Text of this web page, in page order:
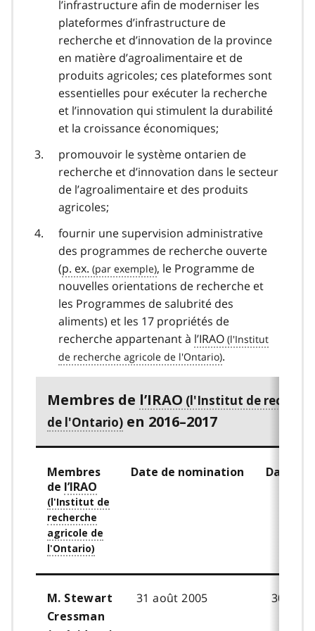
l’infrastructure afin de moderniser les
plateformes d’infrastructure de
recherche et d’innovation de la province
en matière d’agroalimentaire et de
produits agricoles; ces plateformes sont
essentielles pour exécuter la recherche
et l’innovation qui stimulent la durabilité
et la croissance économiques;
promouvoir le système ontarien de
recherche et d’innovation dans le secteur
de l’agroalimentaire et des produits
agricoles;
fournir une supervision administrative
des programmes de recherche ouverte
(p. ex.
, le Programme de
nouvelles orientations de recherche et
les Programmes de salubrité des
aliments) et les 17 propriétés de
recherche appartenant à l’IRAO
.
Membres de l’IRAO
en 2016–2017
Membres
de l’IRAO
Date de nomination Date
M. Stewart
Cressman
31 août 2005 30